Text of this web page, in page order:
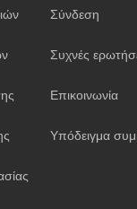
Σύνδεση
Συχνές
Επικοινωνία
Υπόδειγμα